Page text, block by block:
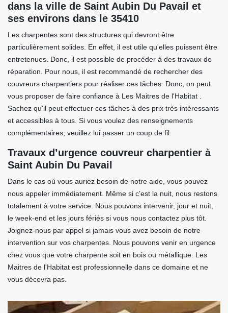
dans la ville de Saint Aubin Du Pavail et
ses environs dans le 35410
Les charpentes sont des structures qui devront être
particulièrement solides. En effet, il est utile qu'elles puissent être
entretenues. Donc, il est possible de procéder à des travaux de
réparation. Pour nous, il est recommandé de rechercher des
couvreurs charpentiers pour réaliser ces tâches. Donc, on peut
vous proposer de faire confiance à Les Maitres de l'Habitat .
Sachez qu'il peut effectuer ces tâches à des prix très intéressants
et accessibles à tous. Si vous voulez des renseignements
complémentaires, veuillez lui passer un coup de fil.
Travaux d’urgence couvreur charpentier à
Saint Aubin Du Pavail
Dans le cas où vous auriez besoin de notre aide, vous pouvez
nous appeler immédiatement. Même si c’est la nuit, nous restons
totalement à votre service. Nous pouvons intervenir, jour et nuit,
le week-end et les jours fériés si vous nous contactez plus tôt.
Joignez-nous par appel si jamais vous avez besoin de notre
intervention sur vos charpentes. Nous pouvons venir en urgence
chez vous que votre charpente soit en bois ou métallique. Les
Maitres de l'Habitat est professionnelle dans ce domaine et ne
vous décevra pas.